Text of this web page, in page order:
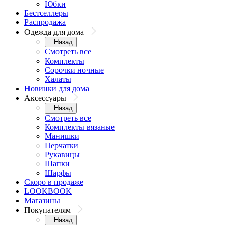
Юбки
Бестселлеры
Распродажа
Одежда для дома
Назад
Смотреть все
Комплекты
Сорочки ночные
Халаты
Новинки для дома
Аксессуары
Назад
Смотреть все
Комплекты вязаные
Манишки
Перчатки
Рукавицы
Шапки
Шарфы
Скоро в продаже
LOOKBOOK
Магазины
Покупателям
Назад